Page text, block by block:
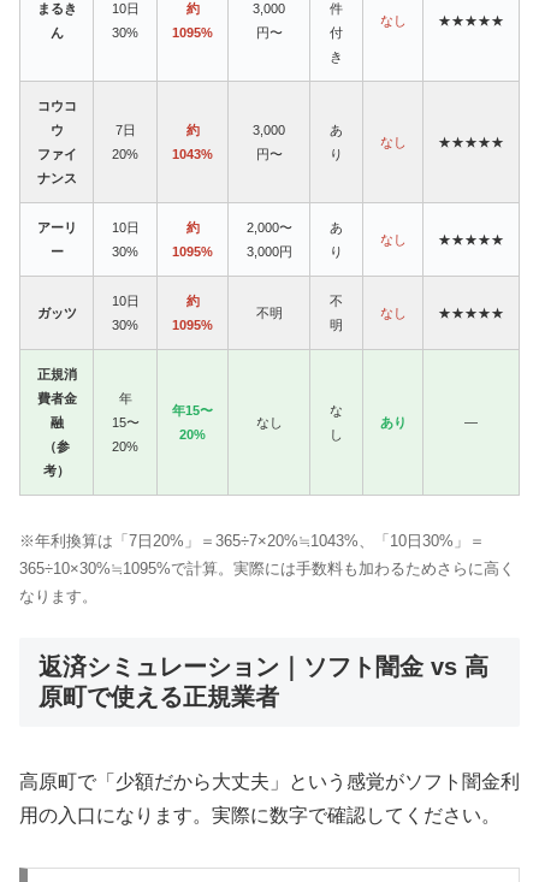
まるき
ん
10日
30%
約
1095%
3,000
円〜
件
付
き
なし ★★★★★
コウコ
ウ
ファイ
ナンス
7日
20%
約
1043%
3,000
円〜
あ
り
なし ★★★★★
アーリ
ー
10日
30%
約
1095%
2,000〜
3,000円
あ
り
なし ★★★★★
ガッツ
10日
30%
約
1095%
不明
不
明
なし ★★★★★
正規消
費者金
融
（参
考）
年
15〜
20%
年15〜
20%
なし
な
し
あり —
※年利換算は「7日20%」＝365÷7×20%≒1043%、「10日30%」＝
365÷10×30%≒1095%で計算。実際には手数料も加わるためさらに高く
なります。
返済シミュレーション｜ソフト闇金 vs 高
原町で使える正規業者
高原町で「少額だから大丈夫」という感覚がソフト闇金利
用の入口になります。実際に数字で確認してください。